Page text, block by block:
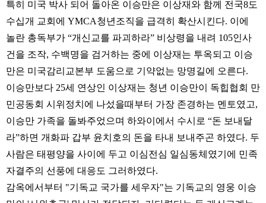
특히 미국 박사 되어 돌아온 이승만은 이상재와 함께 전국8도
수십개 교회에 YMCA청년조직을 급격히 확산시킨다. 이에
놀란 총독부가 “개신교를 파괴하라” 비상령을 내려 105인사
건을 조작, 수백명을 검거하는 중에 이상재는 투옥되고 이승
만은 미국감리교본부 도움으로 기약없는 망명길에 오른다.
이승만보다 25세 연상인 이상재는 청년 이승만이 독힙협회 만
민공동회 시위정치에 나섰을때부터 가장 존경하는 멘토였고,
이승만 가족을 돌봐주었으며 하와이에서 수시로 “돈 보내달
라”하면 개화파 갑부 윤치호의 돈을 타내 보내주곤 하였다. 두
사람은 태평양을 사이에 두고 이심전심 일심동체였기에 민족
자결주의 선풍에 대응도 그러하였다.
감옥에서부터 "기독교 국가를 세우자"는 기독교의 영웅 이승